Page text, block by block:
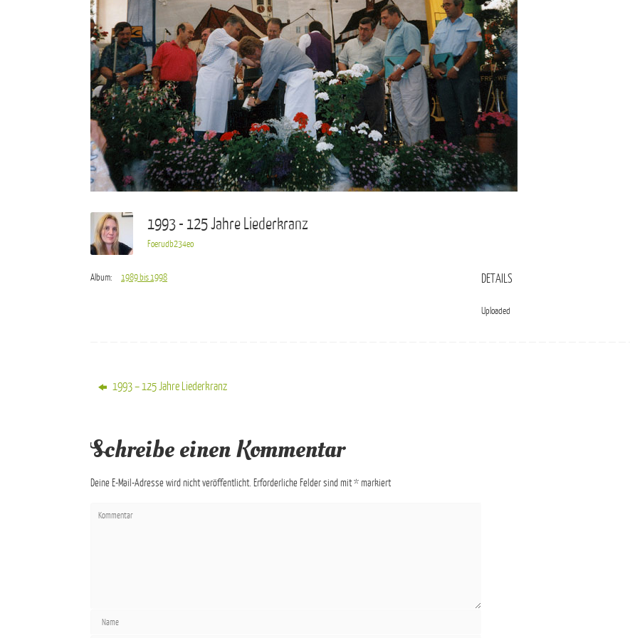
1993 - 125 Jahre Liederkranz
Foerudb234eo
Album: 1989 bis 1998 DETAILS
Uploaded
1993 – 125 Jahre Liederkranz
Schreibe einen Kommentar
Deine E-Mail-Adresse wird nicht veröffentlicht. Erforderliche Felder sind mit*markiert